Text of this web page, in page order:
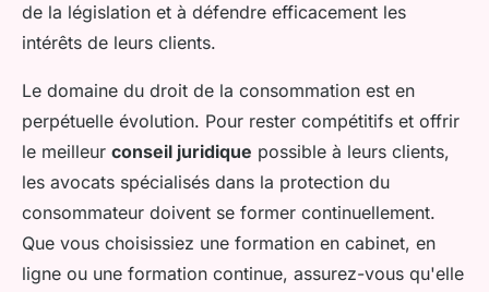
de la législation et à défendre efficacement les
intérêts de leurs clients.
Le domaine du droit de la consommation est en
perpétuelle évolution. Pour rester compétitifs et offrir
le meilleur conseil juridique possible à leurs clients,
les avocats spécialisés dans la protection du
consommateur doivent se former continuellement.
Que vous choisissiez une formation en cabinet, en
ligne ou une formation continue, assurez-vous qu'elle